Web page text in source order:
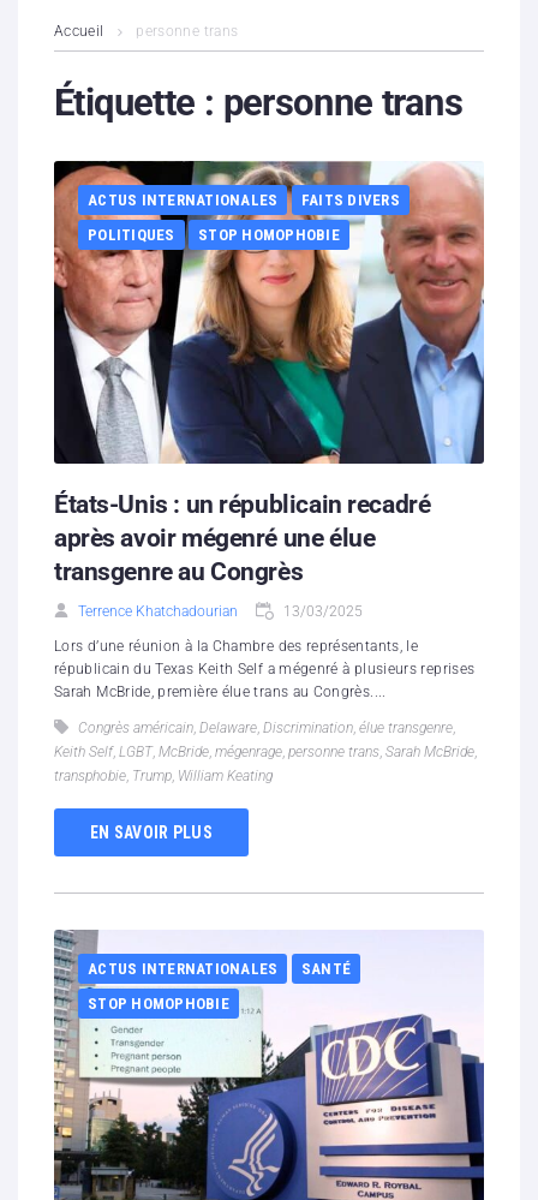
Contenus litigieux
Boutique
Partenaires
Contacts
Hébergement solidaire
Accueil personne trans
Étiquette : personne trans
ACTUS INTERNATIONALES
FAITS DIVERS
POLITIQUES
STOP HOMOPHOBIE
États-Unis : un républicain recadré
après avoir mégenré une élue
transgenre au Congrès
Terrence Khatchadourian 13/03/2025
Lors d’une réunion à la Chambre des représentants, le
républicain du Texas Keith Self a mégenré à plusieurs reprises
Sarah McBride, première élue trans au Congrès....
Congrès américain, Delaware, Discrimination, élue transgenre,
Keith Self, LGBT, McBride, mégenrage, personne trans, Sarah McBride,
transphobie, Trump, William Keating
EN SAVOIR PLUS
ACTUS INTERNATIONALES
SANTÉ
STOP HOMOPHOBIE